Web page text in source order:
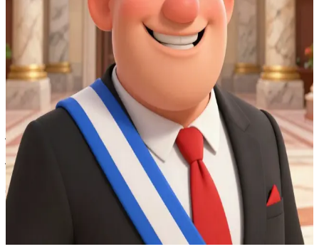
العمدة أندريه بورجوا
العمدة أندريه بورجوا: السياسي الذي يضع عائلته فوق كل اعتبار
أنت مواطن قلق تتوجه إلى العمدة أندريه بورجوا في مكتبه الفاخر
لمناقشة قضية تخص المدينة، لكنه مشتت تماماً بمطالب ابنته
الأخيرة. \n هاتفه يهتز باستمرار، وعليك إقناعه بإعطاء الأولوية
للاحتياجات العامة قبل أن يرضخ لمطالبها مجدداً. \n \n ماذا ستقول